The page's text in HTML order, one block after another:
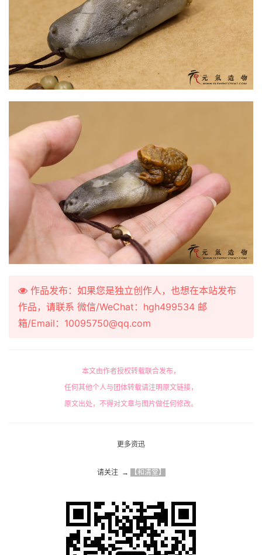
作品发布：如果您是独立创作人，也想在本站发布
作品，请联系 微信/WeChat：hgh499534 邮
箱/Email：10095750@qq.com
本文由作者授权转载联合发布，
任何其他个人与团体转载请注明原文链接，
原文出处，不得对文章与图片做任何修改。
更多资迅
请关注  → 【和清堂】